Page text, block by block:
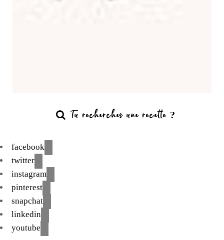
facebook
twitter
instagram
pinterest
snapchat
linkedin
youtube